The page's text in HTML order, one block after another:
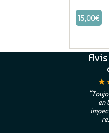
15,00€
en